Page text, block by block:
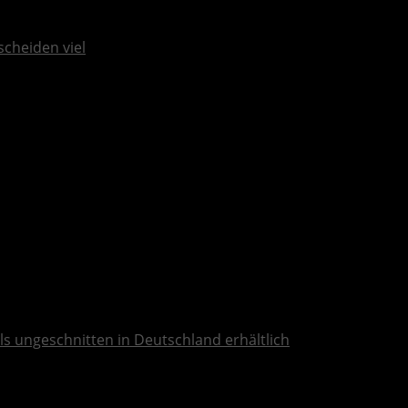
viel
ungeschnitten in Deutschland erhältlich